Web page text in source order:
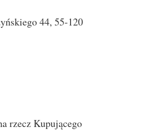
44, 55-120
rzecz Kupującego